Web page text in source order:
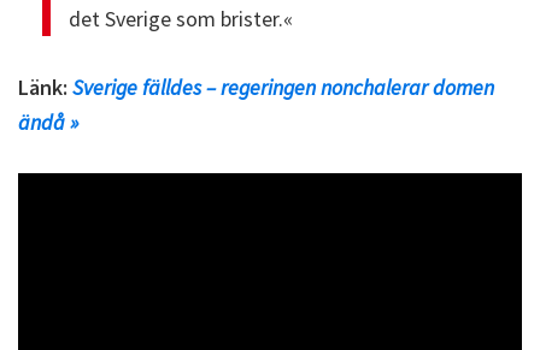
det Sverige som brister.«
Länk: Sverige fälldes – regeringen nonchalerar domen
ändå »